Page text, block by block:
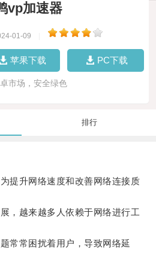
vp加速器
01-09
苹果下载 PC下载
市场，安全绿色
排行
升网络速度和改善网络连接质
越来越多人依赖于网络进行工
常困扰着用户，导致网络延